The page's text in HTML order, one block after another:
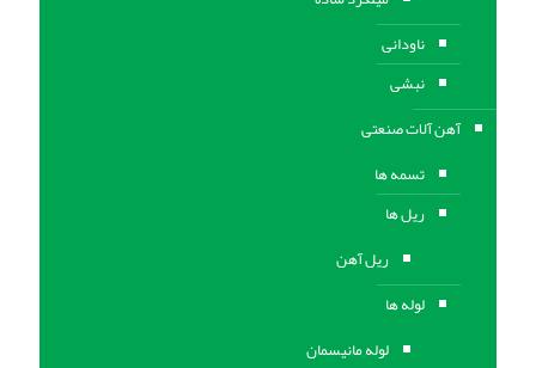
ناودانی
نبشی
آهن آلات صنعتی
تسمه ها
ریل ها
ریل آهن
لوله ها
لوله مانیسمان